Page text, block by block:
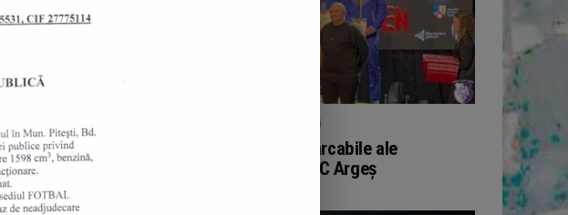
/ publicat acum 5 luni
Performanțe remarcabile ale
pugiliștilor de la FC Argeș